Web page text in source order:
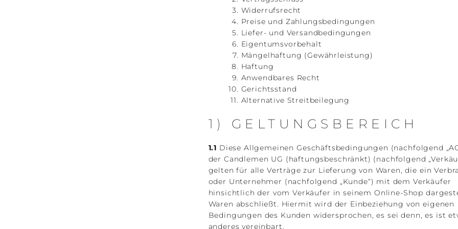
Widerrufsrecht
Preise und Zahlungsbedingungen
Liefer- und Versandbedingungen
Eigentumsvorbehalt
Mängelhaftung (Gewährleistung)
Haftung
Anwendbares Recht
Gerichtsstand
Alternative Streitbeilegung
1) GELTUNGSBEREICH
1.1 Diese Allgemeinen Geschäftsbedingungen (nachfolgend
der Candlemen UG (haftungsbeschränkt) (nachfolgend
gelten für alle Verträge zur Lieferung von Waren, die ein
oder Unternehmer (nachfolgend „Kunde“) mit dem Verkäufer
hinsichtlich der vom Verkäufer in seinem Online-Shop
Waren abschließt. Hiermit wird der Einbeziehung von eigenen
Bedingungen des Kunden widersprochen, es sei denn, es ist
anderes vereinbart.